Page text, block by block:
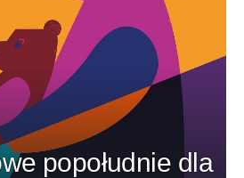
popołudnie dla